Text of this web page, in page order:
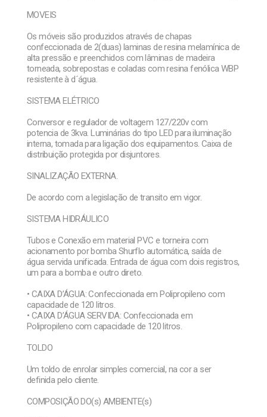
MOVEIS
Os móveis são produzidos através de chapas
confeccionada de 2(duas) laminas de resina melamínica de
alta pressão e preenchidos com lâminas de madeira
torneada, sobrepostas e coladas com resina fenólica WBP
resistente à d´água.
SISTEMA ELÉTRICO
Conversor e regulador de voltagem 127/220v com
potencia de 3kva. Luminárias do tipo LED para iluminação
interna, tomada para ligação dos equipamentos. Caixa de
distribuição protegida por disjuntores.
SINALIZAÇÃO EXTERNA.
De acordo com a legislação de transito em vigor.
SISTEMA HIDRÁULICO
Tubos e Conexão em material PVC e torneira com
acionamento por bomba Shurflo automática, saída de
água servida unificada. Entrada de água com dois registros,
um para a bomba e outro direto.
• CAIXA D’ÁGUA: Confeccionada em Polipropileno com
capacidade de 120 litros.
• CAIXA D’ÁGUA SERVIDA: Confeccionada em
Polipropileno com capacidade de 120 litros.
TOLDO
Um toldo de enrolar simples comercial, na cor a ser
definida pelo cliente.
COMPOSIÇÃO DO(s) AMBIENTE(s)